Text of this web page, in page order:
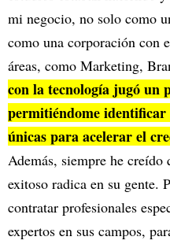
mi negocio, no solo como
como una corporación con
áreas, como Marketing,
con la tecnología jugó un
permitiéndome
únicas para acelerar el
Además, siempre he creído
exitoso radica en su gente.
contratar profesionales
expertos en sus campos,